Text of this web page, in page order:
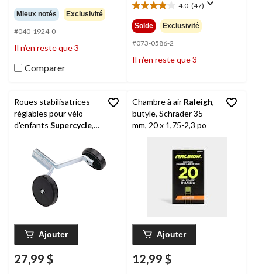
étoile(s)
sur
5.
31
évaluations
Mieux notés Exclusivité
#040-1924-0
Il n’en reste que 3
Comparer
4.0 (47)
4.0
étoile(s)
sur
5.
47
évaluations
Solde Exclusivité
#073-0586-2
Il n’en reste que 3
Roues stabilisatrices
réglables pour vélo
d'enfants Supercycle,
20 po, noir
Ajouter
27,99 $
Chambre à air Raleigh,
butyle, Schrader 35
mm, 20 x 1,75-2,3 po
Ajouter
12,99 $